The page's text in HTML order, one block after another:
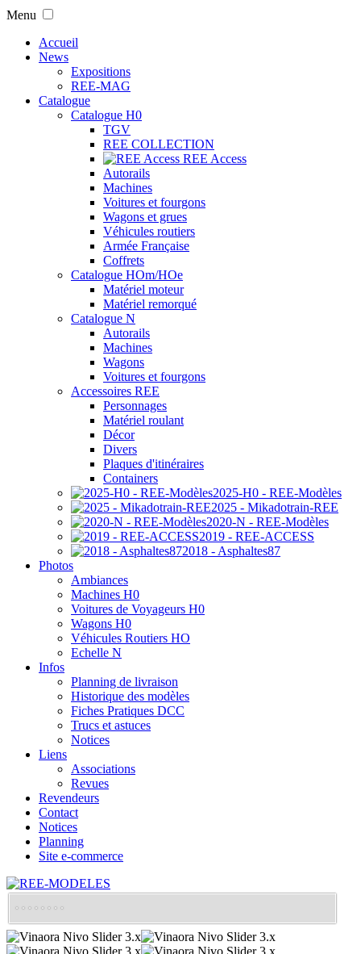
Menu
Accueil
News
Expositions
REE-MAG
Catalogue
Catalogue H0
TGV
REE COLLECTION
REE Access
Autorails
Machines
Voitures et fourgons
Wagons et grues
Véhicules routiers
Armée Française
Coffrets
Catalogue HOm/HOe
Matériel moteur
Matériel remorqué
Catalogue N
Autorails
Machines
Wagons
Voitures et fourgons
Accessoires REE
Personnages
Matériel roulant
Décor
Divers
Plaques d'itinéraires
Containers
2025-H0 - REE-Modèles
2025 - Mikadotrain-REE
2020-N - REE-Modèles
2019 - REE-ACCESS
2018 - Asphaltes87
Photos
Ambiances
Machines H0
Voitures de Voyageurs H0
Wagons H0
Véhicules Routiers HO
Echelle N
Infos
Planning de livraison
Historique des modèles
Fiches Pratiques DCC
Trucs et astuces
Notices
Liens
Associations
Revues
Revendeurs
Contact
Notices
Planning
Site e-commerce